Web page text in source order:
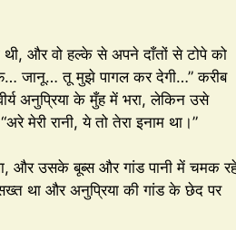
थी, और वो हल्के से अपने दाँतों से टोपे को
जानू… तू मुझे पागल कर देगी…” करीब
अनुप्रिया के मुँह में भरा, लेकिन उसे
मेरी रानी, ये तो तेरा इनाम था।”
और उसके बूब्स और गांड पानी में चमक
था और अनुप्रिया की गांड के छेद पर